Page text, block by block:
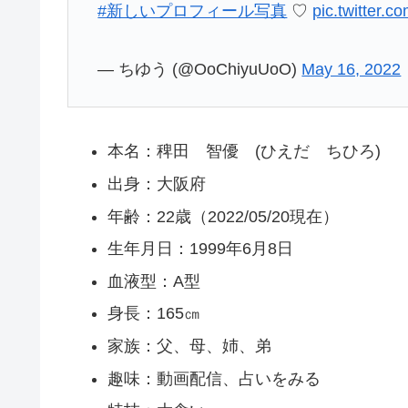
#新しいプロフィール写真 ♡
— ちゆう (@OoChiyuUoO) May 16, 2022
本名：稗田 智優 (ひえだ ちひろ)
出身：大阪府
年齢：22歳（2022/05/20現在）
生年月日：1999年6月8日
血液型：A型
身長：165㎝
家族：父、母、姉、弟
趣味：動画配信、占いをみる